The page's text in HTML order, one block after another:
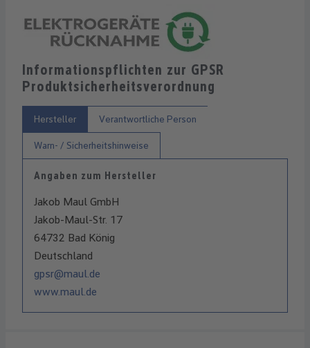
Informationspflichten zur GPSR
Produktsicherheitsverordnung
Hersteller Verantwortliche Person
Warn- / Sicherheitshinweise
Angaben zum Hersteller
Jakob Maul GmbH
Jakob-Maul-Str. 17
64732 Bad König
Deutschland
gpsr@maul.de
www.maul.de